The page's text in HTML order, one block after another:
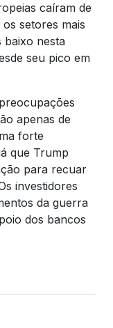
caíram de
setores mais
baixo nesta
seu pico em
apenas de
forte
que Trump
para recuar
investidores
da guerra
dos bancos